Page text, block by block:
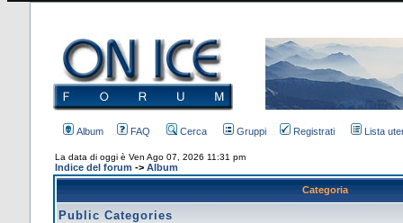
Album FAQ Cerca Gruppi Registrati Lista
La data di oggi è Ven Ago 07, 2026 11:31 pm
Indice del forum -> Album
Categoria
Public Categories